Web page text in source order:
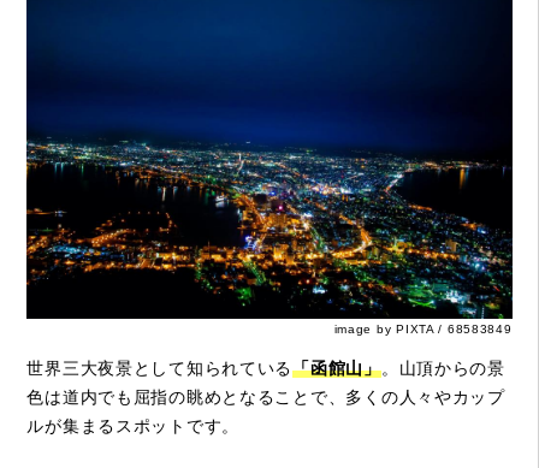
image by PIXTA / 68583849
世界三大夜景として知られている「函館山」。山頂からの景
色は道内でも屈指の眺めとなることで、多くの人々やカップ
ルが集まるスポットです。